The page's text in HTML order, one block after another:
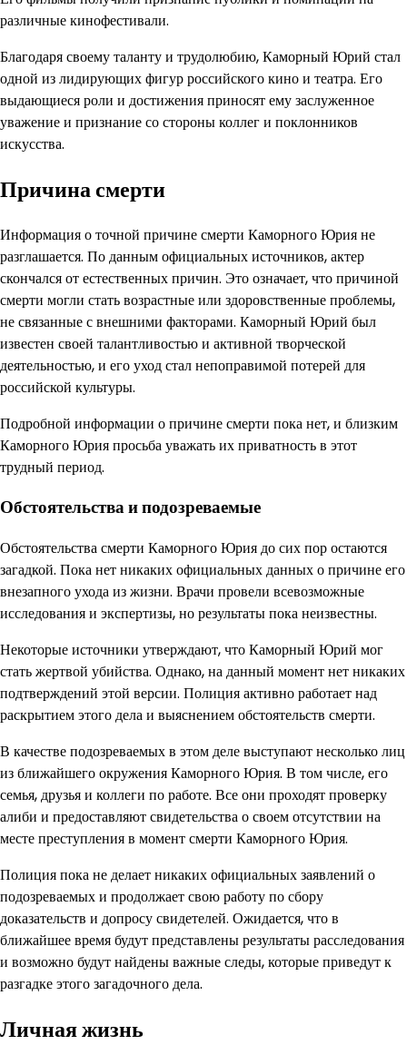
различные кинофестивали.
Благодаря своему таланту и трудолюбию, Каморный Юрий стал
одной из лидирующих фигур российского кино и театра. Его
выдающиеся роли и достижения приносят ему заслуженное
уважение и признание со стороны коллег и поклонников
искусства.
Причина смерти
Информация о точной причине смерти Каморного Юрия не
разглашается. По данным официальных источников, актер
скончался от естественных причин. Это означает, что причиной
смерти могли стать возрастные или здоровственные проблемы,
не связанные с внешними факторами. Каморный Юрий был
известен своей талантливостью и активной творческой
деятельностью, и его уход стал непоправимой потерей для
российской культуры.
Подробной информации о причине смерти пока нет, и близким
Каморного Юрия просьба уважать их приватность в этот
трудный период.
Обстоятельства и подозреваемые
Обстоятельства смерти Каморного Юрия до сих пор остаются
загадкой. Пока нет никаких официальных данных о причине его
внезапного ухода из жизни. Врачи провели всевозможные
исследования и экспертизы, но результаты пока неизвестны.
Некоторые источники утверждают, что Каморный Юрий мог
стать жертвой убийства. Однако, на данный момент нет никаких
подтверждений этой версии. Полиция активно работает над
раскрытием этого дела и выяснением обстоятельств смерти.
В качестве подозреваемых в этом деле выступают несколько лиц
из ближайшего окружения Каморного Юрия. В том числе, его
семья, друзья и коллеги по работе. Все они проходят проверку
алиби и предоставляют свидетельства о своем отсутствии на
месте преступления в момент смерти Каморного Юрия.
Полиция пока не делает никаких официальных заявлений о
подозреваемых и продолжает свою работу по сбору
доказательств и допросу свидетелей. Ожидается, что в
ближайшее время будут представлены результаты расследования
и возможно будут найдены важные следы, которые приведут к
разгадке этого загадочного дела.
Личная жизнь